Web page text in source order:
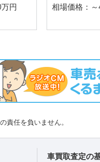
円
相場価格：～
責任を負いません。
車買取査定の